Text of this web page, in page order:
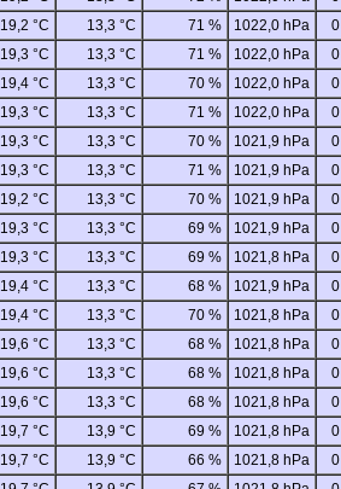
19,2 °C 13,3 °C 71 % 1022,0 hPa
19,3 °C 13,3 °C 71 % 1022,0 hPa
19,4 °C 13,3 °C 70 % 1022,0 hPa
19,3 °C 13,3 °C 71 % 1022,0 hPa
19,3 °C 13,3 °C 70 % 1021,9 hPa
19,3 °C 13,3 °C 71 % 1021,9 hPa
19,2 °C 13,3 °C 70 % 1021,9 hPa
19,3 °C 13,3 °C 69 % 1021,9 hPa
19,3 °C 13,3 °C 69 % 1021,8 hPa
19,4 °C 13,3 °C 68 % 1021,9 hPa
19,4 °C 13,3 °C 70 % 1021,8 hPa
19,6 °C 13,3 °C 68 % 1021,8 hPa
19,6 °C 13,3 °C 68 % 1021,8 hPa
19,6 °C 13,3 °C 68 % 1021,8 hPa
19,7 °C 13,9 °C 69 % 1021,8 hPa
19,7 °C 13,9 °C 66 % 1021,8 hPa